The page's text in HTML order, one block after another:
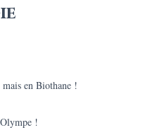
en Biothane !
!